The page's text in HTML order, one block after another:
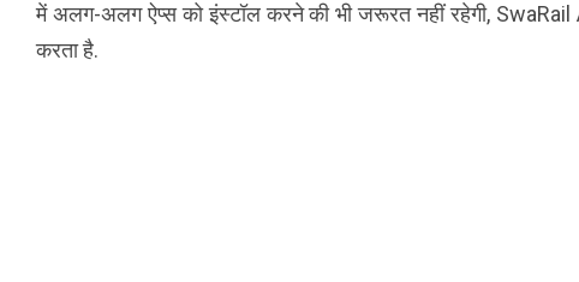
में अलग-अलग ऐप्स को इंस्टॉल करने की भी जरूरत नहीं रहेगी,
करता है.